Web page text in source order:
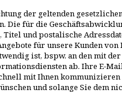
der geltenden
Die für die
und postalische
für unsere Kunden von
ist, bspw. an den mit
ab. Ihre E-
mit Ihnen
und solange Sie dem